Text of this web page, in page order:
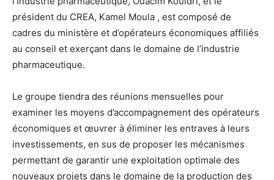
président du CREA, Kamel Moula , est composé de
cadres du ministère et d’opérateurs économiques affiliés
au conseil et exerçant dans le domaine de l’industrie
pharmaceutique.
Le groupe tiendra des réunions mensuelles pour
examiner les moyens d’accompagnement des opérateurs
économiques et œuvrer à éliminer les entraves à leurs
investissements, en sus de proposer les mécanismes
permettant de garantir une exploitation optimale des
nouveaux projets dans le domaine de la production des